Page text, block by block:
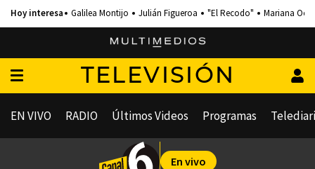
Galilea Montijo Julián Figueroa "El Recodo" Mariana
TELEVISIÓN
EN VIVO RADIO Últimos Videos Programas
En vivo